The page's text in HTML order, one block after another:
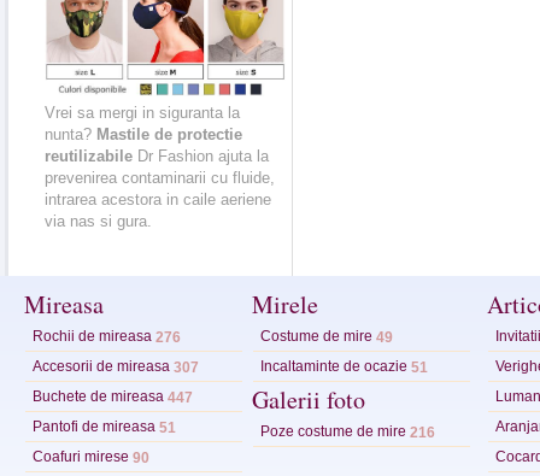
Vrei sa mergi in siguranta la
nunta? Mastile de protectie
reutilizabile Dr Fashion ajuta la
prevenirea contaminarii cu fluide,
intrarea acestora in caile aeriene
via nas si gura.
Mireasa
Rochii de mireasa 276
Accesorii de mireasa 307
Buchete de mireasa 447
Pantofi de mireasa 51
Coafuri mirese 90
Mirele
Costume de mire 49
Incaltaminte de ocazie 51
Galerii foto
Poze costume de mire 216